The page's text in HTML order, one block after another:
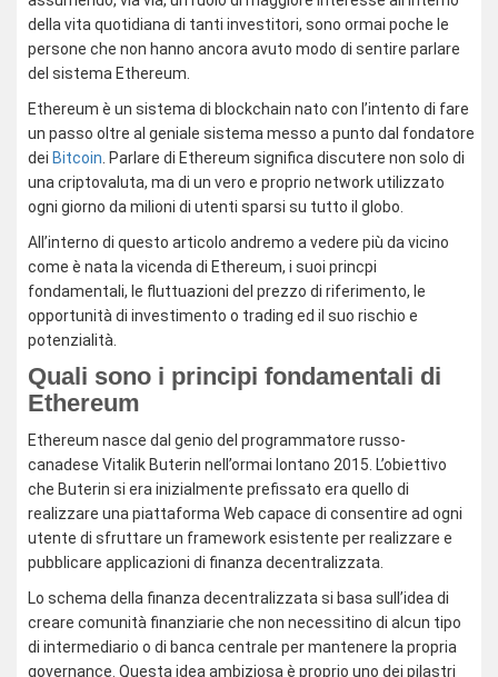
della vita quotidiana di tanti investitori, sono ormai poche le
persone che non hanno ancora avuto modo di sentire parlare
del sistema Ethereum.
Ethereum è un sistema di blockchain nato con l’intento di fare
un passo oltre al geniale sistema messo a punto dal fondatore
dei Bitcoin . Parlare di Ethereum significa discutere non solo di
una criptovaluta, ma di un vero e proprio network utilizzato
ogni giorno da milioni di utenti sparsi su tutto il globo.
All’interno di questo articolo andremo a vedere più da vicino
come è nata la vicenda di Ethereum, i suoi princpi
fondamentali, le fluttuazioni del prezzo di riferimento, le
opportunità di investimento o trading ed il suo rischio e
potenzialità.
Quali sono i principi fondamentali di
Ethereum
Ethereum nasce dal genio del programmatore russo-
canadese Vitalik Buterin nell’ormai lontano 2015. L’obiettivo
che Buterin si era inizialmente prefissato era quello di
realizzare una piattaforma Web capace di consentire ad ogni
utente di sfruttare un framework esistente per realizzare e
pubblicare applicazioni di finanza decentralizzata.
Lo schema della finanza decentralizzata si basa sull’idea di
creare comunità finanziarie che non necessitino di alcun tipo
di intermediario o di banca centrale per mantenere la propria
governance. Questa idea ambiziosa è proprio uno dei pilastri